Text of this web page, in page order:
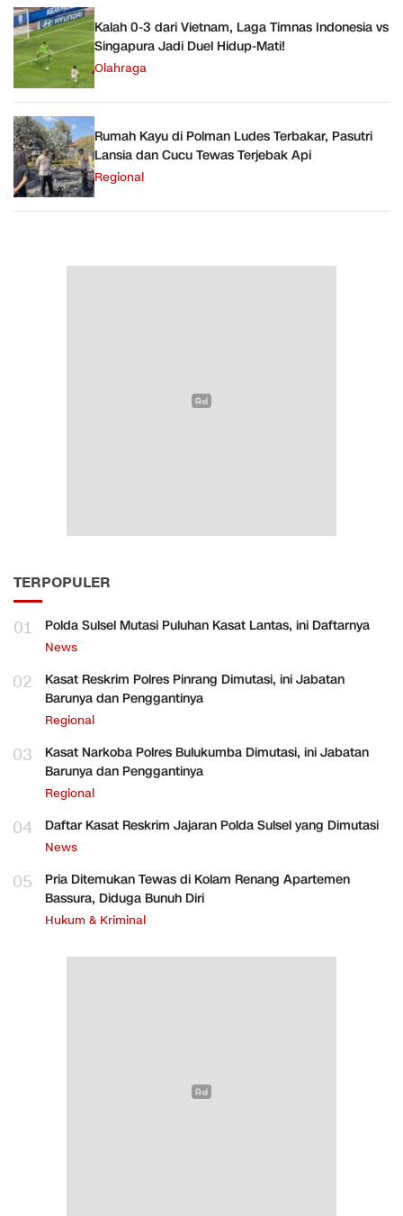
Kalah 0-3 dari Vietnam, Laga Timnas Indonesia vs
Singapura Jadi Duel Hidup-Mati!
Olahraga
Rumah Kayu di Polman Ludes Terbakar, Pasutri
Lansia dan Cucu Tewas Terjebak Api
Regional
TERPOPULER
01 Polda Sulsel Mutasi Puluhan Kasat Lantas, ini Daftarnya
News
02
Kasat Reskrim Polres Pinrang Dimutasi, ini Jabatan
Barunya dan Penggantinya
Regional
03
Kasat Narkoba Polres Bulukumba Dimutasi, ini Jabatan
Barunya dan Penggantinya
Regional
04 Daftar Kasat Reskrim Jajaran Polda Sulsel yang Dimutasi
News
05
Pria Ditemukan Tewas di Kolam Renang Apartemen
Bassura, Diduga Bunuh Diri
Hukum & Kriminal